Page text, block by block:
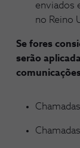
enviados
no Reino
Se fores
serão